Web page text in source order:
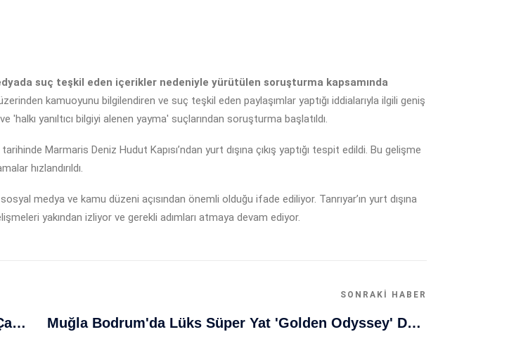
suç teşkil eden içerikler nedeniyle yürütülen soruşturma kapsamında
kamuoyunu bilgilendiren ve suç teşkil eden paylaşımlar yaptığı iddialarıyla ilgili geniş
'halkı yanıltıcı bilgiyi alenen yayma' suçlarından soruşturma başlatıldı.
Marmaris Deniz Hudut Kapısı’ndan yurt dışına çıkış yaptığı tespit edildi. Bu gelişme
hızlandırıldı.
medya ve kamu düzeni açısından önemli olduğu ifade ediliyor. Tanrıyar’ın yurt dışına
yakından izliyor ve gerekli adımları atmaya devam ediyor.
Kaza Sonrası Şok Detaylar: Motosiklet Ve Otomobil Çarpışması Ege'de Gerçekleşti
SONRAKI HABER
Muğla Bodrum'da Lüks Süper Yat 'Golden Odyssey' Demirledi